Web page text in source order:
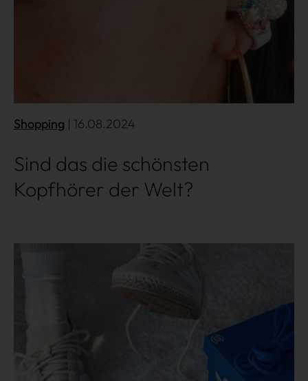
Shopping | 16.08.2024
Sind das die schönsten
Kopfhörer der Welt?